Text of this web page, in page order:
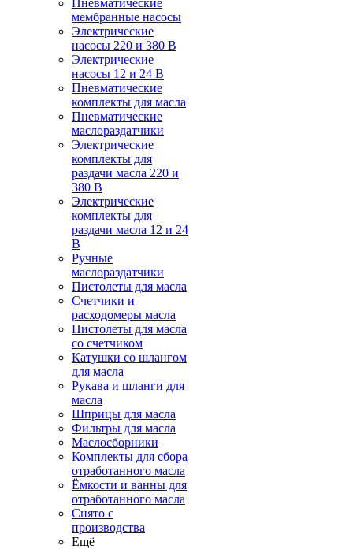
Пневматические
мембранные насосы
Электрические
насосы 220 и 380 В
Электрические
насосы 12 и 24 В
Пневматические
комплекты для масла
Пневматические
маслораздатчики
Электрические
комплекты для
раздачи масла 220 и
380 В
Электрические
комплекты для
раздачи масла 12 и 24
В
Ручные
маслораздатчики
Пистолеты для масла
Счетчики и
расходомеры масла
Пистолеты для масла
со счетчиком
Катушки со шлангом
для масла
Рукава и шланги для
масла
Шприцы для масла
Фильтры для масла
Маслосборники
Комплекты для сбора
отработанного масла
Ёмкости и ванны для
отработанного масла
Снято с
производства
Ещё